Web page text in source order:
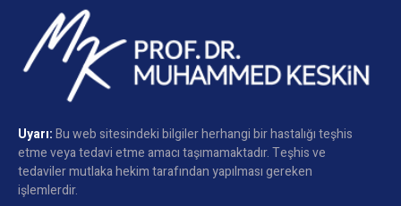
Uyarı:Bu web sitesindeki bilgiler herhangi bir hastalığı teşhis
etme veya tedavi etme amacı taşımamaktadır. Teşhis ve
tedaviler mutlaka hekim tarafından yapılması gereken
işlemlerdir.